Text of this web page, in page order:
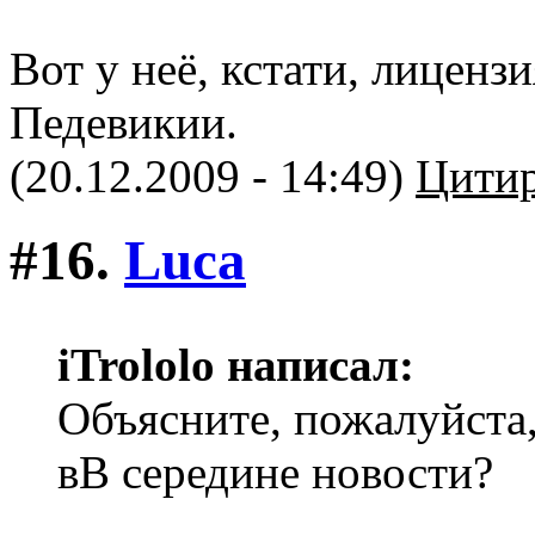
Вот у неё, кстати,
Педевикии.
(20.12.2009 - 14:49)
#16. Luca
iTrololo написал:
Объясните,
вВ середине новости?